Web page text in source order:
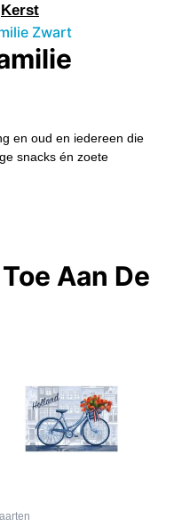
Kerst
Zwart
en oud en iedereen die
snacks én zoete
Aan De